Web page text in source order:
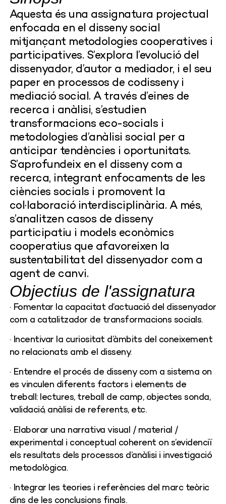
Aquesta és una assignatura projectual
enfocada en el disseny social
mitjançant metodologies cooperatives i
participatives. S’explora l’evolució del
dissenyador, d’autor a mediador, i el seu
paper en processos de codisseny i
mediació social. A través d’eines de
recerca i anàlisi, s’estudien
transformacions eco-socials i
metodologies d’anàlisi social per a
anticipar tendències i oportunitats.
S’aprofundeix en el disseny com a
recerca, integrant enfocaments de les
ciències socials i promovent la
col·laboració interdisciplinària. A més,
s’analitzen casos de disseny
participatiu i models econòmics
cooperatius que afavoreixen la
sustentabilitat del dissenyador com a
agent de canvi.
Objectius de l'assignatura
· Fomentar la capacitat d’actuació del dissenyador
com a catalitzador de transformacions socials.
· Incentivar la curiositat d’àmbits del coneixement
no relacionats amb el disseny.
· Entendre el procés de disseny com a sistema on
es vinculen diferents factors i elements de
treball: lectures, treball de camp, objectes sonda,
validació, anàlisi de referents, etc.
· Elaborar una narrativa visual / material /
experimental i conceptual coherent on s’evidenciï
els resultats dels processos d’anàlisi i investigació
metodològica.
· Integrar les teories i referències del marc teòric
dins de les conclusions finals.